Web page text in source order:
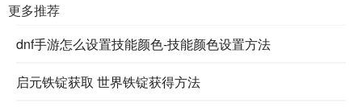
更多推荐
dnf手游怎么设置技能颜色-技能颜色设置方法
启元铁锭获取 世界铁锭获得方法